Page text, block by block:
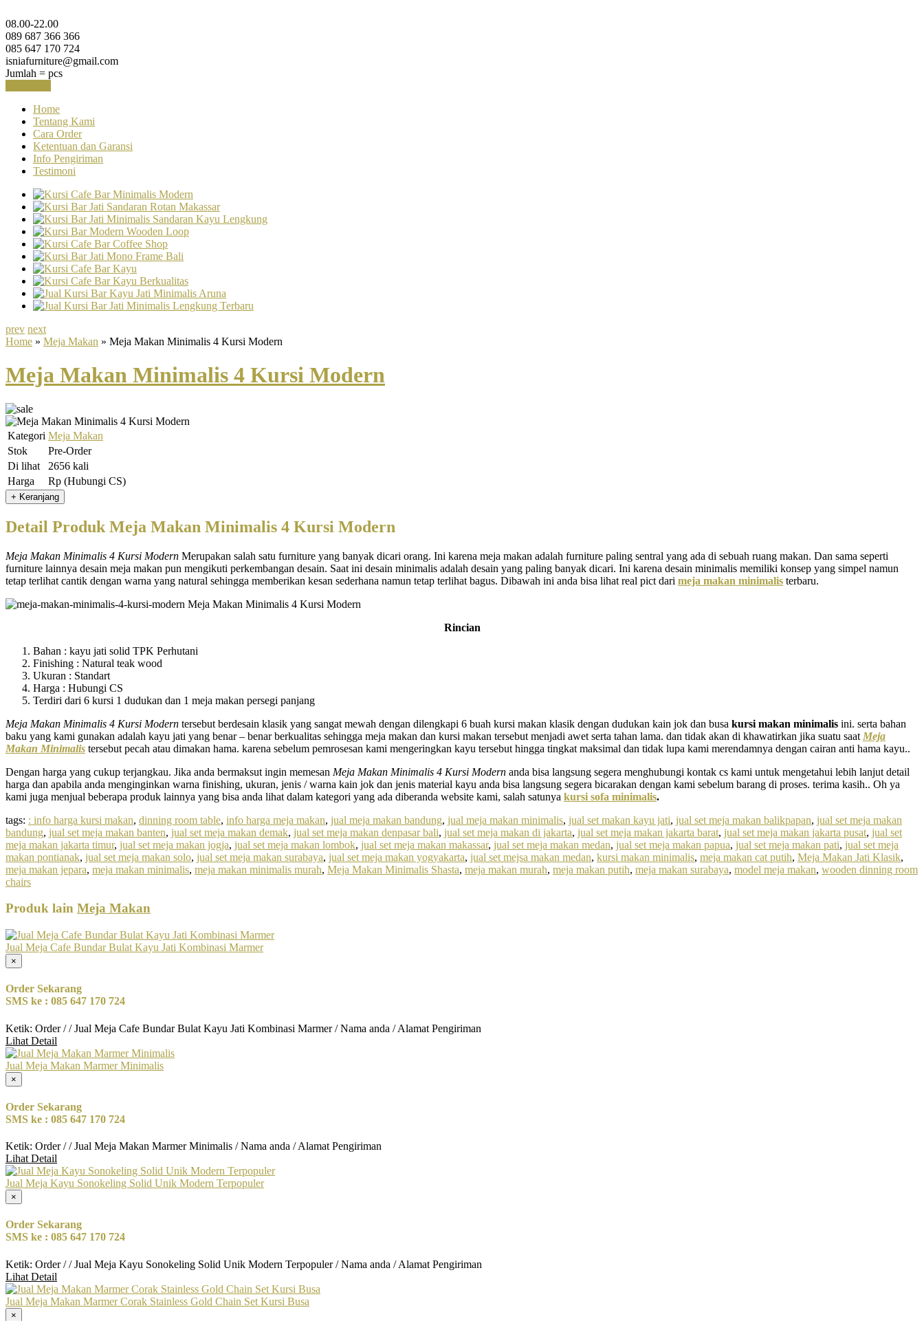
08.00-22.00
089 687 366 366
085 647 170 724
isniafurniture@gmail.com
Jumlah = pcs
Home
Tentang Kami
Cara Order
Ketentuan dan Garansi
Info Pengiriman
Testimoni
prev next
Home » Meja Makan » Meja Makan Minimalis 4 Kursi Modern
Meja Makan Minimalis 4 Kursi Modern
Kategori Meja Makan
Stok
Pre-Order
Di lihat
2656 kali
Harga
Rp (Hubungi CS)
Detail Produk Meja Makan Minimalis 4 Kursi Modern
Meja Makan Minimalis 4 Kursi Modern Merupakan salah satu furniture yang banyak dicari orang. Ini karena meja makan adalah furniture paling sentral yang ada di sebuah ruang makan. Dan sama seperti
furniture lainnya desain meja makan pun mengikuti perkembangan desain. Saat ini desain minimalis adalah desain yang paling banyak dicari. Ini karena desain minimalis memiliki konsep yang simpel namun
tetap terlihat cantik dengan warna yang natural sehingga memberikan kesan sederhana namun tetap terlihat bagus. Dibawah ini anda bisa lihat real pict dari meja makan minimalis terbaru.
Rincian
Bahan : kayu jati solid TPK Perhutani
Finishing : Natural teak wood
Ukuran : Standart
Harga : Hubungi CS
Terdiri dari 6 kursi 1 dudukan dan 1 meja makan persegi panjang
Meja Makan Minimalis 4 Kursi Modern tersebut berdesain klasik yang sangat mewah dengan dilengkapi 6 buah kursi makan klasik dengan dudukan kain jok dan busa kursi makan minimalis ini. serta bahan
baku yang kami gunakan adalah kayu jati yang benar – benar berkualitas sehingga meja makan dan kursi makan tersebut menjadi awet serta tahan lama. dan tidak akan di khawatirkan jika suatu saat Meja
Makan Minimalis tersebut pecah atau dimakan hama. karena sebelum pemrosesan kami mengeringkan kayu tersebut hingga tingkat maksimal dan tidak lupa kami merendamnya dengan cairan anti hama kayu..
Dengan harga yang cukup terjangkau. Jika anda bermaksut ingin memesan Meja Makan Minimalis 4 Kursi Modern anda bisa langsung segera menghubungi kontak cs kami untuk mengetahui lebih lanjut detail
harga dan apabila anda menginginkan warna finishing, ukuran, jenis / warna kain jok dan jenis material kayu anda bisa langsung segera bicarakan dengan kami sebelum barang di proses. terima kasih.. Oh ya
kami juga menjual beberapa produk lainnya yang bisa anda lihat dalam kategori yang ada diberanda website kami, salah satunya kursi sofa minimalis.
tags: : info harga kursi makan, dinning room table, info harga meja makan, jual meja makan bandung, jual meja makan minimalis, jual set makan kayu jati, jual set meja makan balikpapan, jual set meja makan
bandung, jual set meja makan banten, jual set meja makan demak, jual set meja makan denpasar bali, jual set meja makan di jakarta, jual set meja makan jakarta barat, jual set meja makan jakarta pusat, jual set
meja makan jakarta timur, jual set meja makan jogja, jual set meja makan lombok, jual set meja makan makassar, jual set meja makan medan, jual set meja makan papua, jual set meja makan pati, jual set meja
makan pontianak, jual set meja makan solo, jual set meja makan surabaya, jual set meja makan yogyakarta, jual set mejsa makan medan, kursi makan minimalis, meja makan cat putih, Meja Makan Jati Klasik,
meja makan jepara, meja makan minimalis, meja makan minimalis murah, Meja Makan Minimalis Shasta, meja makan murah, meja makan putih, meja makan surabaya, model meja makan, wooden dinning room
chairs
Produk lain Meja Makan
Jual Meja Cafe Bundar Bulat Kayu Jati Kombinasi Marmer
×
Order Sekarang
SMS ke : 085 647 170 724
Ketik: Order / / Jual Meja Cafe Bundar Bulat Kayu Jati Kombinasi Marmer / Nama anda / Alamat Pengiriman
Lihat Detail
Jual Meja Makan Marmer Minimalis
×
Order Sekarang
SMS ke : 085 647 170 724
Ketik: Order / / Jual Meja Makan Marmer Minimalis / Nama anda / Alamat Pengiriman
Lihat Detail
Jual Meja Kayu Sonokeling Solid Unik Modern Terpopuler
×
Order Sekarang
SMS ke : 085 647 170 724
Ketik: Order / / Jual Meja Kayu Sonokeling Solid Unik Modern Terpopuler / Nama anda / Alamat Pengiriman
Lihat Detail
Jual Meja Makan Marmer Corak Stainless Gold Chain Set Kursi Busa
×